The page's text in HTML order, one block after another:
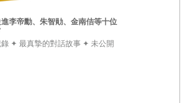
李帝勳、朱智勛、金南佶等十位
✦ 最真摯的對話故事 ✦ 未公開